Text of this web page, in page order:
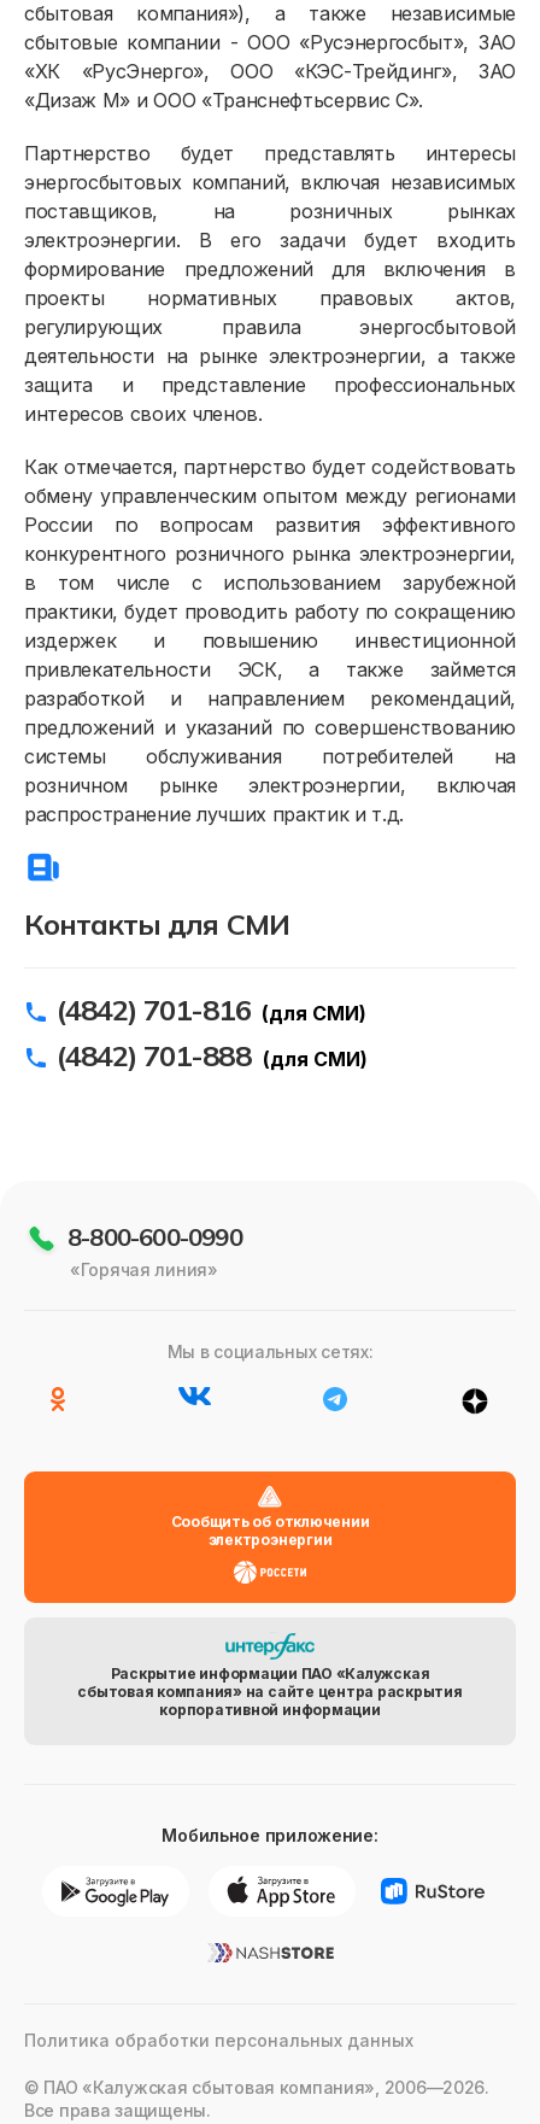
Контакты для СМИ
(4842) 701-816 (для СМИ)
(4842) 701-888 (для СМИ)
сбытовая компания»), а также независимые
сбытовые компании - ООО «Русэнергосбыт», ЗАО
«ХК «РусЭнерго», ООО «КЭС-Трейдинг», ЗАО
«Дизаж М» и ООО «Транснефтьсервис С».
Партнерство будет представлять интересы
энергосбытовых компаний, включая независимых
поставщиков, на розничных рынках
электроэнергии. В его задачи будет входить
формирование предложений для включения в
проекты нормативных правовых актов,
регулирующих правила энергосбытовой
деятельности на рынке электроэнергии, а также
защита и представление профессиональных
интересов своих членов.
Как отмечается, партнерство будет содействовать
обмену управленческим опытом между регионами
России по вопросам развития эффективного
конкурентного розничного рынка электроэнергии,
в том числе с использованием зарубежной
практики, будет проводить работу по сокращению
издержек и повышению инвестиционной
привлекательности ЭСК, а также займется
разработкой и направлением рекомендаций,
предложений и указаний по совершенствованию
системы обслуживания потребителей на
розничном рынке электроэнергии, включая
распространение лучших практик и т.д.
8-800-600-0990
«Горячая линия»
Мы в социальных сетях:
Сообщить об отключении
электроэнергии
Раскрытие информации ПАО «Калужская
сбытовая компания» на сайте центра раскрытия
корпоративной информации
Мобильное приложение:
Политика обработки персональных данных
© ПАО «Калужская сбытовая компания», 2006—2026.
Все права защищены.
Физическим лицам
Договор энергоснабжения
Расчёты и оплата
Приборы учёта и показания
Должникам
Онлайн-сервисы
Полезное